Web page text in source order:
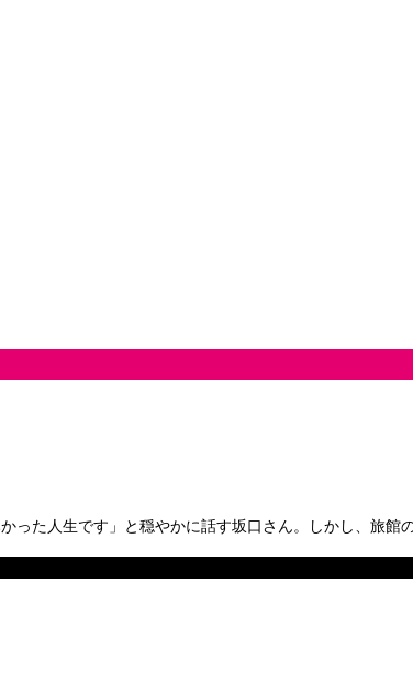
た人生です」と穏やかに話す坂口さん。しかし、旅館